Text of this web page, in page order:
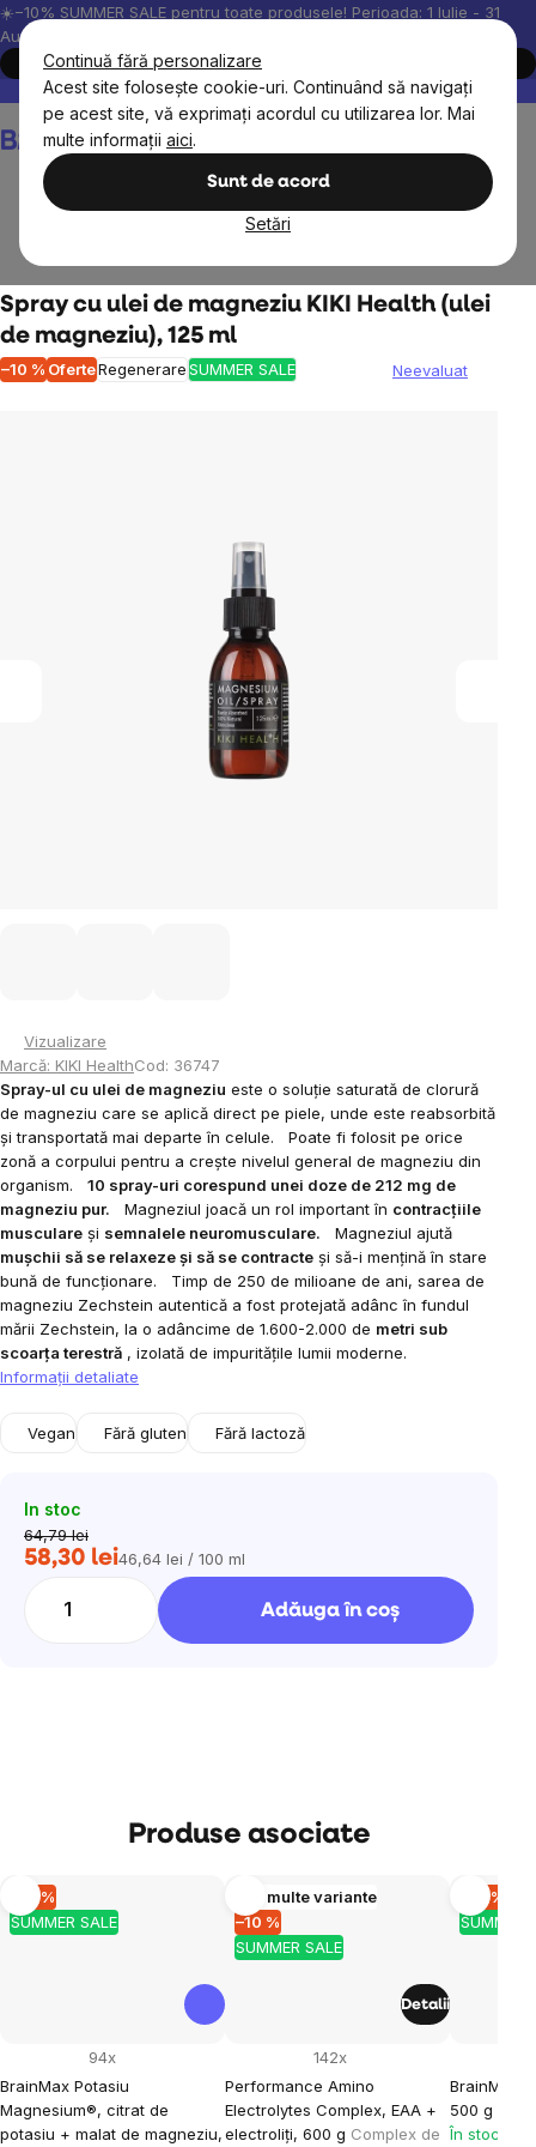
Continuă fără personalizare
Acest site folosește cookie-uri. Continuând să navigați
pe acest site, vă exprimați acordul cu utilizarea lor. Mai
multe informații aici.
Sunt de acord
Setări
Treci
la
conținut
☀️−10% SUMMER SALE pentru toate produsele! Perioada: 1 Iulie - 31
August, 2026.
Cumpără acum
Peste 200.000 de recenzii verificate
Produsele noastre sunt
Coş
de
Spray cu ulei de magneziu KIKI Health (ulei
de magneziu), 125 ml
–10 % OferteRegenerareSUMMER SALE
Evaluarea
Neevaluat
Vizualizare
Marcă: KIKI HealthCod: 36747
Spray-ul cu ulei de magneziu este o soluție saturată de clorură
de magneziu care se aplică direct pe piele, unde este reabsorbită
și transportată mai departe în celule.
Poate fi folosit pe orice
zonă a corpului pentru a crește nivelul general de magneziu din
organism.
10 spray-uri corespund unei doze de 212 mg de
magneziu pur.
Magneziul joacă un rol important în contracțiile
musculare și semnalele neuromusculare.
Magneziul ajută
mușchii să se relaxeze și să se contracte și să-i mențină în stare
bună de funcționare.
Timp de 250 de milioane de ani, sarea de
magneziu Zechstein autentică a fost protejată adânc în fundul
mării Zechstein, la o adâncime de 1.600-2.000 de metri sub
scoarța terestră , izolată de impuritățile lumii moderne.
Informaţii detaliate
Vegan Fără gluten Fără lactoză
In stoc
64,79 lei
58,30 leiEvaluare
46,64 lei / 100 ml
Adăuga în coş
Produse asociate
SUMMER SALE
–10 %
BrainMax Potasiu
Magnesium®, citrat de
potasiu + malat de magneziu,
94x
SUMMER SALE
–10 %
Mai multe variante
Performance Amino
Electrolytes Complex, EAA +
electroliți, 600 g Complex de
142x
Detalii
SUMMER
–10 %
BrainMax
500 g
În stoc